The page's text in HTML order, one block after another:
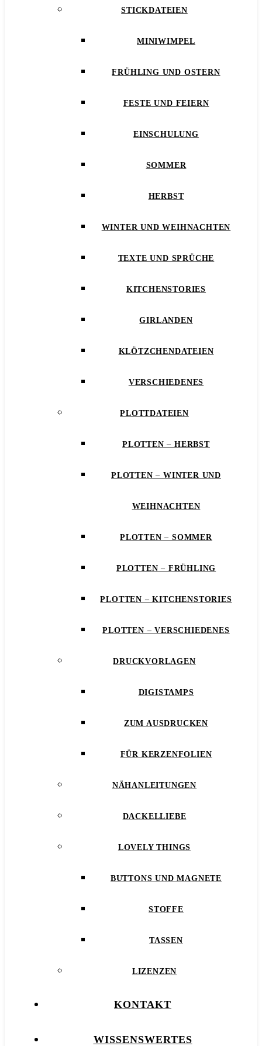
STICKDATEIEN
MINIWIMPEL
FRÜHLING UND OSTERN
FESTE UND FEIERN
EINSCHULUNG
SOMMER
HERBST
WINTER UND WEIHNACHTEN
TEXTE UND SPRÜCHE
KITCHENSTORIES
GIRLANDEN
KLÖTZCHENDATEIEN
VERSCHIEDENES
PLOTTDATEIEN
PLOTTEN – HERBST
PLOTTEN – WINTER UND
WEIHNACHTEN
PLOTTEN – SOMMER
PLOTTEN – FRÜHLING
PLOTTEN – KITCHENSTORIES
PLOTTEN – VERSCHIEDENES
DRUCKVORLAGEN
DIGISTAMPS
ZUM AUSDRUCKEN
FÜR KERZENFOLIEN
NÄHANLEITUNGEN
DACKELLIEBE
LOVELY THINGS
BUTTONS UND MAGNETE
STOFFE
TASSEN
LIZENZEN
KONTAKT
WISSENSWERTES